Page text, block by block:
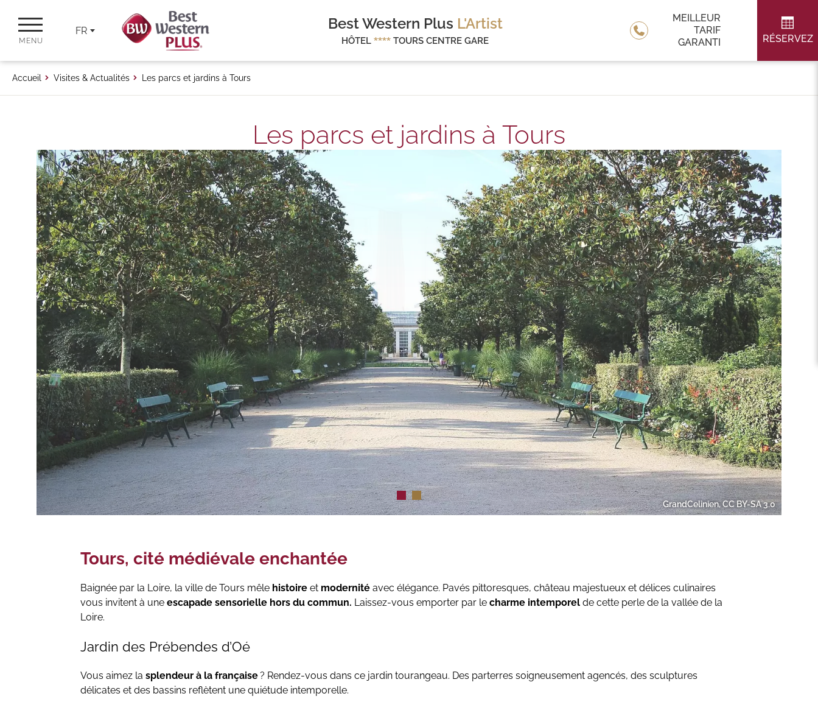
MENU
FR Best Western Plus L'Artist
HÔTEL **** TOURS CENTRE GARE
MEILLEUR
TARIF
GARANTI
RÉSERVEZ
Accueil Visites & Actualités Les parcs et jardins à Tours
Les parcs et jardins à Tours
GrandCelinien, CC BY-SA 3.0
Tours, cité médiévale enchantée
Baignée par la Loire, la ville de Tours mêle histoire et modernité avec élégance. Pavés pittoresques, château majestueux et délices culinaires
vous invitent à une escapade sensorielle hors du commun. Laissez-vous emporter par le charme intemporel de cette perle de la vallée de la
Loire.
Jardin des Prébendes d’Oé
Vous aimez la splendeur à la française? Rendez-vous dans ce jardin tourangeau. Des parterres soigneusement agencés, des sculptures
délicates et des bassins reflètent une quiétude intemporelle.